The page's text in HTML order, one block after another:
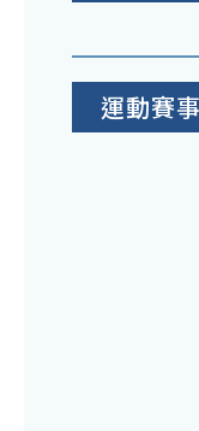
運動賽